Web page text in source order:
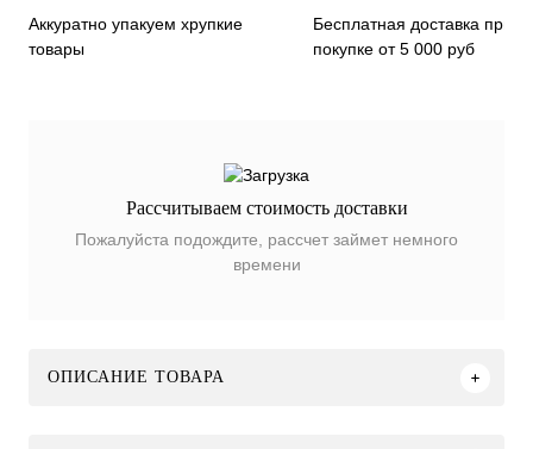
Аккуратно упакуем хрупкие
товары
Бесплатная доставка при
покупке от 5 000 руб
Рассчитываем стоимость доставки
Пожалуйста подождите, рассчет займет немного
времени
ОПИСАНИЕ ТОВАРА